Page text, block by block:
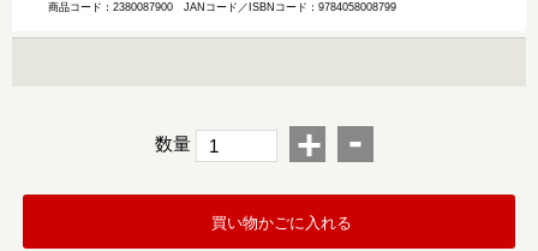
商品コード：2380087900JANコード／ISBNコード：9784058008799
数量 + -
買い物かごに入れる